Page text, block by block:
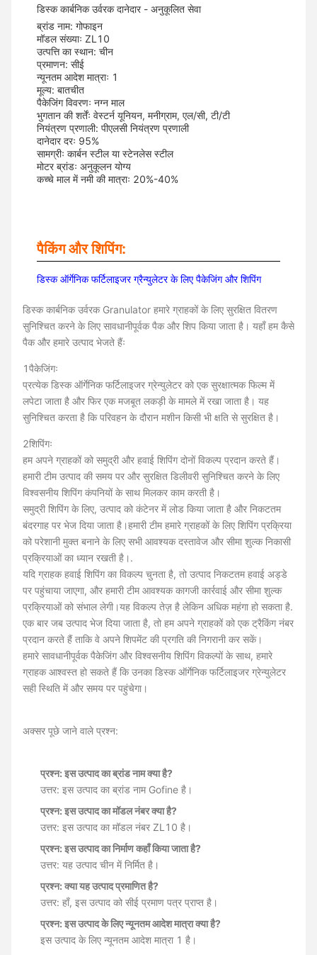
डिस्क कार्बनिक उर्वरक दानेदार - अनुकूलित सेवा
ब्रांड नाम: गोफाइन
मॉडल संख्याः ZL10
उत्पत्ति का स्थान: चीन
प्रमाणन: सीई
न्यूनतम आदेश मात्राः 1
मूल्य: बातचीत
पैकेजिंग विवरणः नग्न माल
भुगतान की शर्तेंः वेस्टर्न यूनियन, मनीग्राम, एल/सी, टी/टी
नियंत्रण प्रणाली: पीएलसी नियंत्रण प्रणाली
दानेदार दरः 95%
सामग्रीः कार्बन स्टील या स्टेनलेस स्टील
मोटर ब्रांडः अनुकूलन योग्य
कच्चे माल में नमी की मात्राः 20%-40%
पैकिंग और शिपिंग:
डिस्क ऑर्गेनिक फर्टिलाइजर ग्रैन्युलेटर के लिए पैकेजिंग और शिपिंग
डिस्क कार्बनिक उर्वरक Granulator हमारे ग्राहकों के लिए सुरक्षित वितरण
सुनिश्चित करने के लिए सावधानीपूर्वक पैक और शिप किया जाता है। यहाँ हम कैसे
पैक और हमारे उत्पाद भेजते हैंः
1पैकेजिंगः
प्रत्येक डिस्क ऑर्गेनिक फर्टिलाइजर ग्रेन्युलेटर को एक सुरक्षात्मक फिल्म में
लपेटा जाता है और फिर एक मजबूत लकड़ी के मामले में रखा जाता है। यह
सुनिश्चित करता है कि परिवहन के दौरान मशीन किसी भी क्षति से सुरक्षित है।
2शिपिंगः
हम अपने ग्राहकों को समुद्री और हवाई शिपिंग दोनों विकल्प प्रदान करते हैं।
हमारी टीम उत्पाद की समय पर और सुरक्षित डिलीवरी सुनिश्चित करने के लिए
विश्वसनीय शिपिंग कंपनियों के साथ मिलकर काम करती है।
समुद्री शिपिंग के लिए, उत्पाद को कंटेनर में लोड किया जाता है और निकटतम
बंदरगाह पर भेज दिया जाता है।हमारी टीम हमारे ग्राहकों के लिए शिपिंग प्रक्रिया
को परेशानी मुक्त बनाने के लिए सभी आवश्यक दस्तावेज और सीमा शुल्क निकासी
प्रक्रियाओं का ध्यान रखती है।.
यदि ग्राहक हवाई शिपिंग का विकल्प चुनता है, तो उत्पाद निकटतम हवाई अड्डे
पर पहुंचाया जाएगा, और हमारी टीम आवश्यक कागजी कार्रवाई और सीमा शुल्क
प्रक्रियाओं को संभाल लेगी।यह विकल्प तेज़ है लेकिन अधिक महंगा हो सकता है.
एक बार जब उत्पाद भेज दिया जाता है, तो हम अपने ग्राहकों को एक ट्रैकिंग नंबर
प्रदान करते हैं ताकि वे अपने शिपमेंट की प्रगति की निगरानी कर सकें।
हमारे सावधानीपूर्वक पैकेजिंग और विश्वसनीय शिपिंग विकल्पों के साथ, हमारे
ग्राहक आश्वस्त हो सकते हैं कि उनका डिस्क ऑर्गेनिक फर्टिलाइजर ग्रेन्युलेटर
सही स्थिति में और समय पर पहुंचेगा।
अक्सर पूछे जाने वाले प्रश्न:
प्रश्न: इस उत्पाद का ब्रांड नाम क्या है?
उत्तर: इस उत्पाद का ब्रांड नाम Gofine है।
प्रश्न: इस उत्पाद का मॉडल नंबर क्या है?
उत्तर: इस उत्पाद का मॉडल नंबर ZL10 है।
प्रश्न: इस उत्पाद का निर्माण कहाँ किया जाता है?
उत्तर: यह उत्पाद चीन में निर्मित है।
प्रश्न: क्या यह उत्पाद प्रमाणित है?
उत्तर: हाँ, इस उत्पाद को सीई प्रमाण पत्र प्राप्त है।
प्रश्न: इस उत्पाद के लिए न्यूनतम आदेश मात्रा क्या है?
इस उत्पाद के लिए न्यूनतम आदेश मात्रा 1 है।